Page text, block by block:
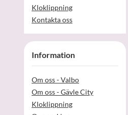
Kloklippning
Kontakta oss
Information
Om oss - Valbo
Om oss - Gävle City
Kloklippning